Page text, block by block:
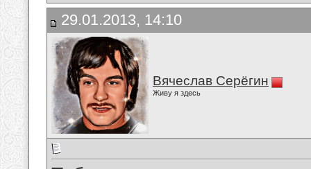
29.01.2013, 14:10
Вячеслав Серёгин
Живу я здесь